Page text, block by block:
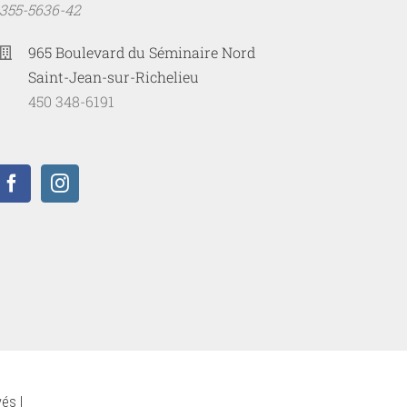
5636-42
965 Boulevard du Séminaire Nord
Saint-Jean-sur-Richelieu
450 348-6191
|